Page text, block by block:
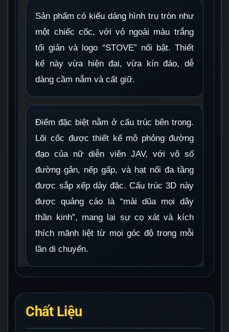
Sản phẩm có kiểu dáng hình trụ tròn như
một chiếc cốc, với vỏ ngoài màu trắng
tối giản và logo “STOVE” nổi bật. Thiết
kế này vừa hiện đại, vừa kín đáo, dễ
dàng cầm nắm và cất giữ.
Điểm đặc biệt nằm ở cấu trúc bên trong.
Lõi cốc được thiết kế mô phỏng đường
đạo của nữ diễn viên JAV, với vô số
đường gân, nếp gấp, và hạt nổi đa tầng
được sắp xếp dày đặc. Cấu trúc 3D này
được quảng cáo là “mài dũa mọi dây
thần kinh”, mang lại sự cọ xát và kích
thích mãnh liệt từ mọi góc độ trong mỗi
lần di chuyển.
Chất Liệu